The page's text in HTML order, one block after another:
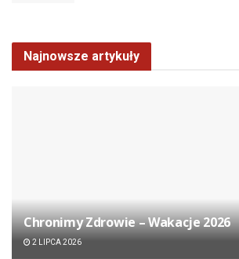
Najnowsze artykuły
Chronimy Zdrowie ­– Wakacje 2026
2 LIPCA 2026